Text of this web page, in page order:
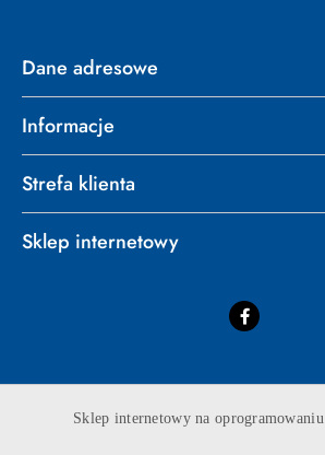
Dane adresowe
Informacje
Strefa klienta
Sklep internetowy
Sklep internetowy na oprogramowaniu